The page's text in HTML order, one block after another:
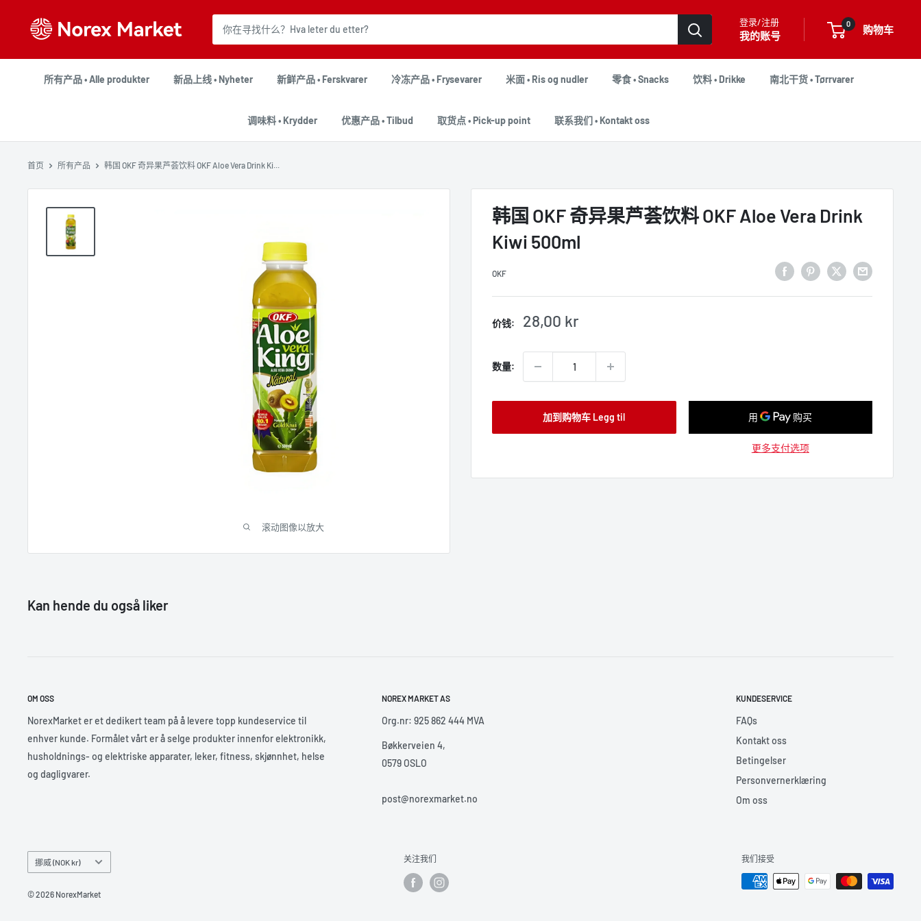
容
NorexMarket 登录/注册
我的账号
0 购物车
所有产品 • Alle produkter 新品上线 • Nyheter 新鲜产品 • Ferskvarer 冷冻产品 • Frysevarer 米面 • Ris og nudler 零食 • Snacks 饮料 • Drikke 南北干货 • Tørrvarer
调味料 • Krydder 优惠产品 • Tilbud 取货点 • Pick-up point 联系我们 • Kontakt oss
首页 所有产品 韩国 OKF 奇异果芦荟饮料 OKF Aloe Vera Drink Ki...
滚动图像以放大
韩国 OKF 奇异果芦荟饮料 OKF Aloe Vera Drink
Kiwi 500ml
OKF
价钱:
销
价
格
28,00 kr
数量:
加到购物车 Legg til
更多支付选项
Kan hende du også liker
OM OSS
NorexMarket er et dedikert team på å levere topp kundeservice til
enhver kunde. Formålet vårt er å selge produkter innenfor elektronikk,
husholdnings- og elektriske apparater, leker, fitness, skjønnhet, helse
og dagligvarer.
NOREX MARKET AS
Org.nr: 925 862 444 MVA
Bøkkerveien 4,
0579 OSLO
post@norexmarket.no
KUNDESERVICE
FAQs
Kontakt oss
Betingelser
Personvernerklæring
Om oss
挪威 (NOK kr)
© 2026 NorexMarket
关注我们 我们接受